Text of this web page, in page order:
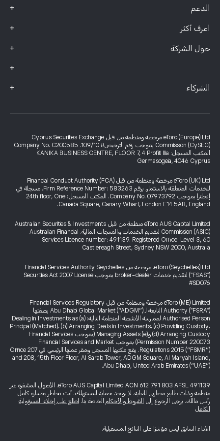
الدعم +
اعرف أكثر +
حول الشركة +
+
الشركاء +
eToro (Europe) Ltd مرخصة ومنظمة من قبل Cyprus Securities Exchange
Commission (CySEC) بموجب رقم الترخيص# 109/10. Company No. C200585.
المكتب المسجل: KANIKA BUSINESS CENTRE, FLOOR 7, 4 Profiti Ilia
Germasogeia, 4046 Cyprus
eToro (UK) Ltd مرخصة ومنظمة من قبل Financial Conduct Authority (FCA)
للخدمات المتعلقة بالاستثمار، برقم Firm Reference Number: 583263. مسجلة في
إنجلترا بموجب Company No. 07973792. المكتب المسجل: 24th floor, One
Canada Square, Canary Wharf, London E14 5AB, England.
eToro AUS Capital Limited منظمة من قبل Australian Securities & Investments
Commission (ASIC) لتقديم الخدمات والمنتجات المالية. Australian Financial
Services Licence number: 491139. Registered Office: Level 3, 60
Castlereagh Street, Sydney NSW 2000, Australia
eToro (Seychelles) Ltd. مرخصة من Financial Services Authority Seychelles
("FSAS") لتقديم خدمات broker-dealer بموجب Securities Act 2007 License
#SD076
eToro (ME) Limited مرخصة ومنظمة من قبل Financial Services Regulatory
Authority ("FSRA") التابعة لـ Abu Dhabi Global Market (“ADGM”) بصفتها
Authorised Person لممارسة الأنشطة المنظمة التالية: (a) Dealing in Investments as
Principal (Matched)، (b) Arranging Deals in Investments، (c) Providing Custody،
(d) Arranging Custody و(e) Managing Assets (بموجب Financial Services
Permission Number 220073) بموجب Financial Services and Market
Regulations 2015 (“FSMR”). يقع مكتبها المسجل ومقر عملها الرئيسي في Office 207
and 208, 15th Floor Floor, Al Sarab Tower, ADGM Square, Al Maryah Island,
Abu Dhabi, United Arab Emirates (“UAE”).
eToro AUS Capital Limited ACN 612 791 803 AFSL 491139. الأصول المشفرة غير
منظمة وذات طابع مضاربي للغاية. لا توجد حماية للمستهلك. أنت تخاطر بخسارة كامل
رأس مالك. يرجى الرجوع إلى الشروط والأحكام الخاصة بنا. اطلع على إخلاء المسؤولية
الكامل
الأداء السابق ليس مؤشرًا على النتائج المستقبلية.